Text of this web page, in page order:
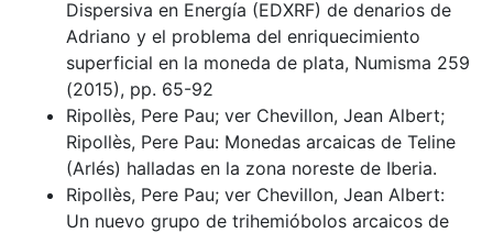
Dispersiva en Energía (EDXRF) de denarios de
Adriano y el problema del enriquecimiento
superficial en la moneda de plata, Numisma 259
(2015), pp. 65-92
Ripollès, Pere Pau; ver Chevillon, Jean Albert;
Ripollès, Pere Pau: Monedas arcaicas de Teline
(Arlés) halladas en la zona noreste de Iberia.
Ripollès, Pere Pau; ver Chevillon, Jean Albert:
Un nuevo grupo de trihemióbolos arcaicos de